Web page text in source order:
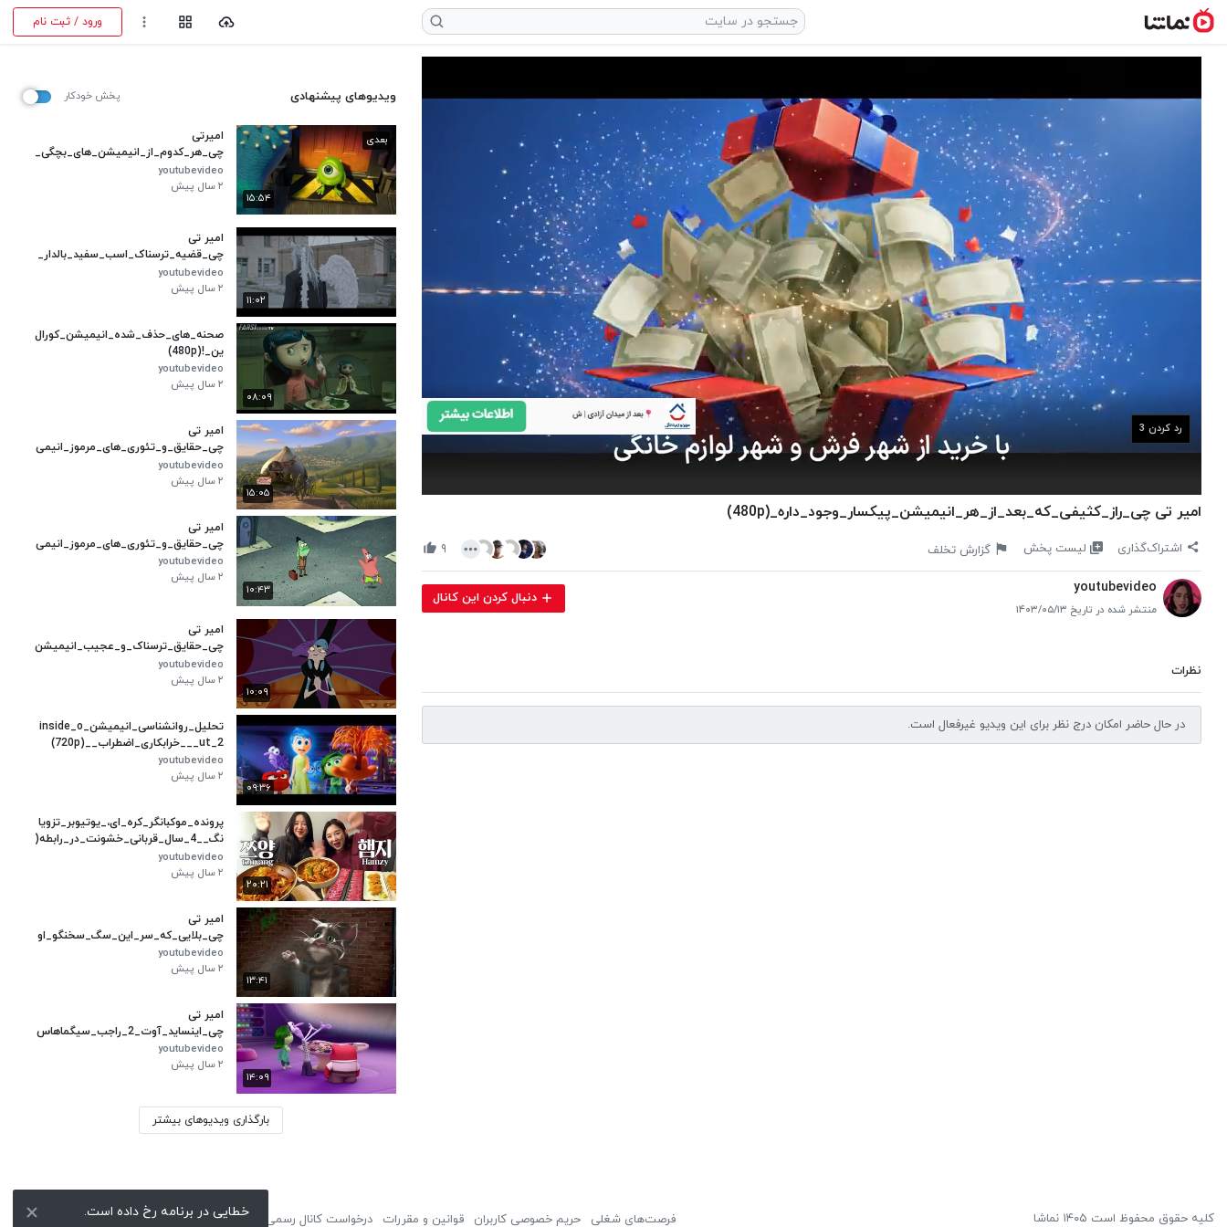
ورود / ثبت نام
رد کردن 2
امیر تی چی_راز_کثیفی_که_بعد_از_هر_انیمیشن_پیکسار_وجود_داره_(480p)
اشتراک‌گذاری لیست پخش گزارش تخلف ۹
youtubevideo
منتشر شده در تاریخ ۱۴۰۳/۰۵/۱۳
دنبال کردن این کانال
نظرات
در حال حاضر امکان درج نظر برای این ویدیو غیرفعال است.
ویدیوهای پیشنهادی پخش خودکار
۱۵:۵۴
بعدی
امیرتی
چی_هر_کدوم_از_انیمیشن_های_بچگی_
هامون_به_چه_دلیل_معروف_شدن؟
(480p)
youtubevideo
۲ سال پیش
۱۱:۰۲
امیر تی
چی_قضیه_ترسناک_اسب_سفید_بالدار_
چیه؟__این_اسب_ایرانیه(480p)
youtubevideo
۲ سال پیش
۰۸:۰۹
صحنه_های_حذف_شده_انیمیشن_کورال
ین_!(480p)
youtubevideo
۲ سال پیش
۱۵:۰۵
امیر تی
چی_حقایق_و_تئوری_های_مرموز_انیمی
شن_شرک(480p)
youtubevideo
۲ سال پیش
۱۰:۴۳
امیر تی
چی_حقایق_و_تئوری_های_مرموز_انیمی
شن_باب_اسفنجی_(480p)
youtubevideo
۲ سال پیش
۱۰:۰۹
امیر تی
چی_حقایق_ترسناک_و_عجیب_انیمیشن
_زندگی_جدید_امپراطور_که_بچه_ها_نبا
ید_بدونن_!❌
youtubevideo
۲ سال پیش
۰۹:۳۶
تحلیل_روانشناسی_انیمیشن_inside_o
ut_2___خرابکاری_اضطراب__(720p)
youtubevideo
۲ سال پیش
۲۰:۲۱
پرونده_موکبانگر_کره_ای،_یوتیوبر_تزویا
نگ__4_سال_قربانی_خشونت_در_رابطه(
480p)
youtubevideo
۲ سال پیش
۱۳:۴۱
امیر تی
چی_بلایی_که_سر_این_سگ_سخنگو_او
مده_ترسناک_و_چندش_آوره_حقایق_تر
سناک_و_عجیب_بازی_های_خاطرانگیز_
youtubevideo
۲ سال پیش
۱۴:۰۹
امیر تی
چی_اینساید_آوت_2_راجب_سیگماهاس
ت_حقایق_ترسناک_و_عجیب_از_درون_
و_بیرون_2(480p)
youtubevideo
۲ سال پیش
بارگذاری ویدیوهای بیشتر
کلیه حقوق محفوظ است ۱۴۰۵ نماشا فرصت‌های شغلی حریم خصوصی کاربران قوانین و مقررات درخواست کانال رسمی لوگوی نماشا تبلیغات گزارش تخلف تماس با ما خطایی در برنامه رخ داده است.